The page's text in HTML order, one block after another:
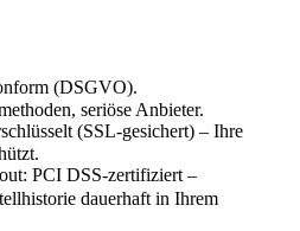
(DSGVO).
seriöse Anbieter.
(SSL-gesichert) – Ihre
PCI DSS-zertifiziert –
dauerhaft in Ihrem